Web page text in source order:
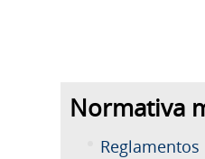
Normativa
Reglamentos